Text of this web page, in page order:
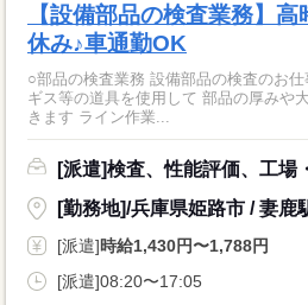
【設備部品の検査業務】
休み♪車通勤OK
○部品の検査業務 設備部品の検査のお
ギス等の道具を使用して 部品の厚みや
きます ライン作業...
[派遣]検査、性能評価、工場
[勤務地]/兵庫県姫路市 / 妻鹿
[派遣]時給1,430円〜1,788円
[派遣]08:20〜17:05